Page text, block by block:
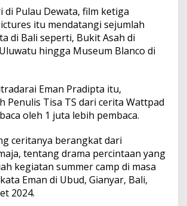
A
r
j
u
n
m
u
l
S
y
u
t
n
di Pulau Dewata, film ketiga
itu mendatangi sejumlah
di Bali seperti, Bukit Asah di
hingga Museum Blanco di
Eman Pradipta itu,
Penulis Tisa TS dari cerita Wattpad
oleh 1 juta lebih pembaca.
ceritanya berangkat dari
tentang drama percintaan yang
kegiatan summer camp di masa
Eman di Ubud, Gianyar, Bali,
2024.